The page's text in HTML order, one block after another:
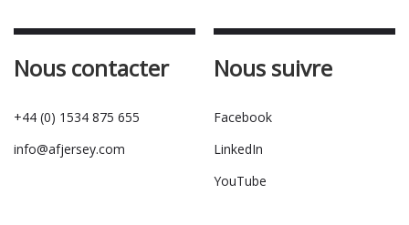
Nous contacter
+44 (0) 1534 875 655
info@afjersey.com
Nous suivre
Facebook
LinkedIn
YouTube